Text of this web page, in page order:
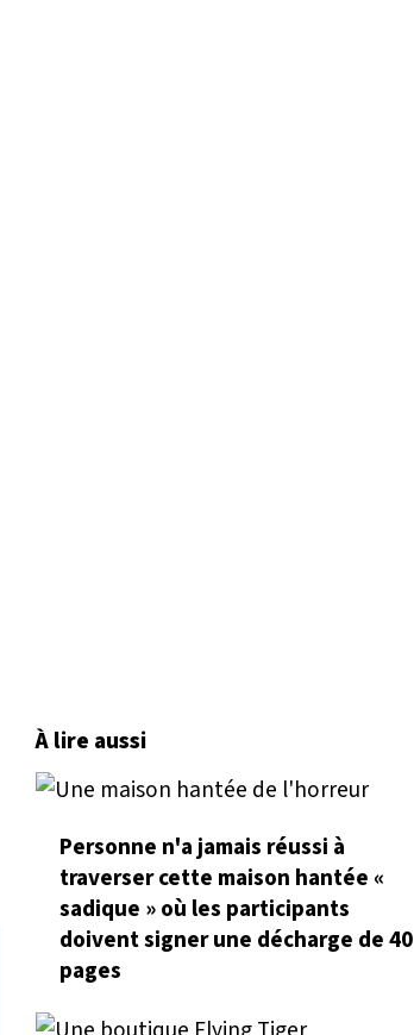
À lire aussi
Personne n'a jamais réussi à
traverser cette maison hantée «
sadique » où les participants
doivent signer une décharge de 40
pages